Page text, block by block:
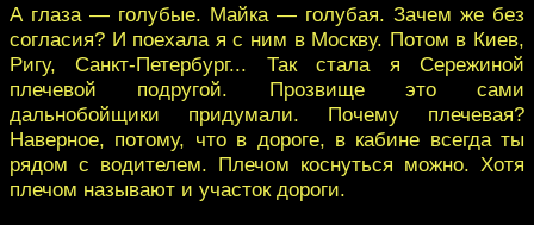
А глаза — голубые. Майка — голубая. Зачем же без
согласия? И поехала я с ним в Москву. Потом в Киев,
Ригу, Санкт-Петербург... Так стала я Сережиной
плечевой подругой. Прозвище это сами
дальнобойщики придумали. Почему плечевая?
Наверное, потому, что в дороге, в кабине всегда ты
рядом с водителем. Плечом коснуться можно. Хотя
плечом называют и участок дороги.